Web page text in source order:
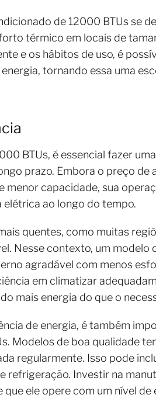
de 12000 BTUs se
térmico em locais de
e os hábitos de uso, é
tornando essa uma
BTUs, é essencial fazer
prazo. Embora o preço de
capacidade, sua
ao longo do tempo.
quentes, como muitas
Nesse contexto, um modelo
agradável com menos
em climatizar
mais energia do que o
de energia, é também
Modelos de boa qualidade
regularmente. Isso pode
refrigeração. Investir na
ele opere com um nível